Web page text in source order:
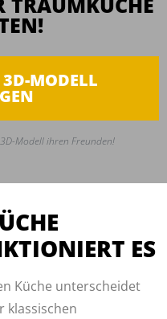
3D-MODELL
Modell ihren Freunden!
ES
Küche unterscheidet
klassischen